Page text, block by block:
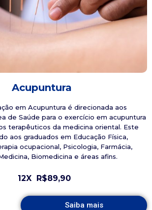
Acupuntura
em Acupuntura é direcionada aos
de Saúde para o exercício em acupuntura
terapêuticos da medicina oriental. Este
aos graduados em Educação Física,
ocupacional, Psicologia, Farmácia,
Biomedicina e áreas afins.
12X R$89,90
Saiba mais